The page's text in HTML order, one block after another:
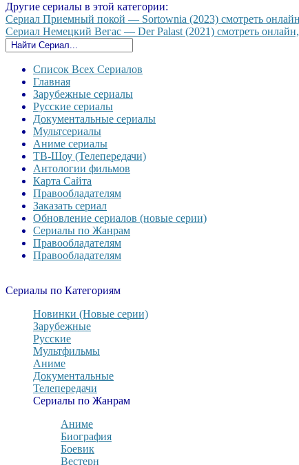
Другие сериалы в этой категории:
Сериал Приемный покой — Sortownia (2023) смотреть онлайн,
Сериал Немецкий Вегас — Der Palast (2021) смотреть онлайн,
Список Всех Сериалов
Главная
Зарубежные сериалы
Русские сериалы
Документальные сериалы
Мультсериалы
Аниме сериалы
ТВ-Шоу (Телепередачи)
Антологии фильмов
Карта Сайта
Правообладателям
Заказать сериал
Обновление сериалов (новые серии)
Сериалы по Жанрам
Правообладателям
Правообладателям
Сериалы по Категориям
Новинки (Новые серии)
Зарубежные
Русские
Мультфильмы
Аниме
Документальные
Телепередачи
Сериалы по Жанрам
Аниме
Биография
Боевик
Вестерн